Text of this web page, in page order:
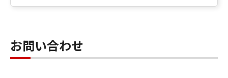
お問い合わせ